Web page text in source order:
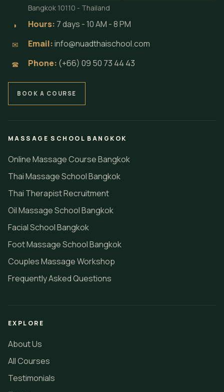
Bangkok 10110 - Thailand
◗ Hours: 7 days - 10 AM - 8 PM
✉ Email:info@nuadthaischool.com
☎ Phone: (+66) 09 50 73 44 43
BOOK A COURSE
MASSAGE SCHOOL BANGKOK
Online Massage Course Bangkok
Thai Massage School Bangkok
Thai Therapist Recruitment
Oil Massage School Bangkok
Facial School Bangkok
Foot Massage School Bangkok
Couples Massage Workshop
Frequently Asked Questions
EXPLORE
About Us
All Courses
Testimonials